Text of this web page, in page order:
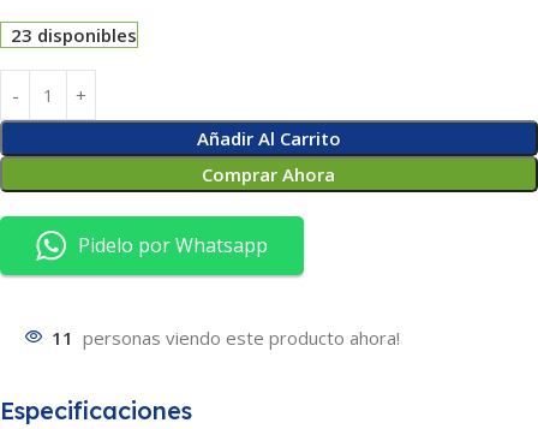
23 disponibles
Añadir Al Carrito
Comprar Ahora
Pidelo por Whatsapp
11 personas viendo este producto ahora!
Especificaciones